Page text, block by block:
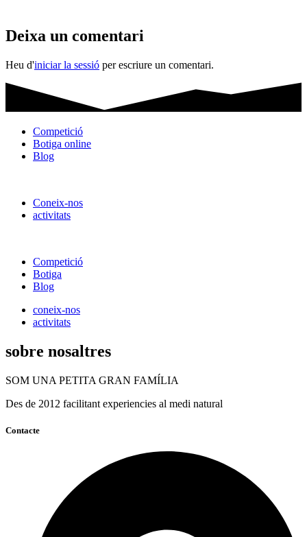
Deixa un comentari
Heu d'iniciar la sessió per escriure un comentari.
Competició
Botiga online
Blog
Coneix-nos
activitats
Competició
Botiga
Blog
coneix-nos
activitats
sobre nosaltres
SOM UNA PETITA GRAN FAMÍLIA
Des de 2012 facilitant experiencies al medi natural
Contacte